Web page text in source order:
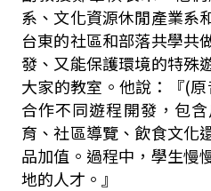
系、文化資源休閒產業系
台東的社區和部落共學共
發、又能保護環境的特殊
大家的教室。他說：『(
合作不同遊程開發，包
育、社區導覽、飲食文化
品加值。過程中，學生慢
地的人才。』